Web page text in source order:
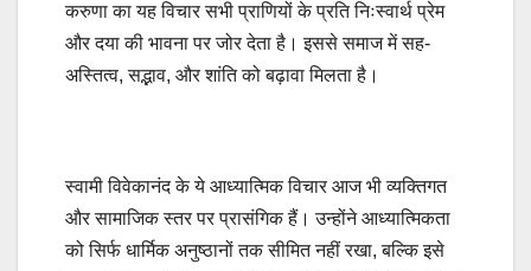
करुणा का यह विचार सभी प्राणियों के प्रति निःस्वार्थ प्रेम
और दया की भावना पर जोर देता है। इससे समाज में सह-
अस्तित्व, सद्भाव, और शांति को बढ़ावा मिलता है।
स्वामी विवेकानंद के ये आध्यात्मिक विचार आज भी व्यक्तिगत
और सामाजिक स्तर पर प्रासंगिक हैं। उन्होंने आध्यात्मिकता
को सिर्फ धार्मिक अनुष्ठानों तक सीमित नहीं रखा, बल्कि इसे